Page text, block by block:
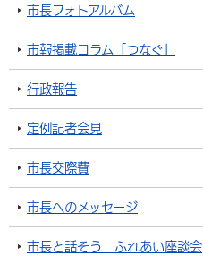
市長フォトアルバム
市報掲載コラム「つなぐ」
行政報告
定例記者会見
市長交際費
市長へのメッセージ
市長と話そう ふれあい座談会